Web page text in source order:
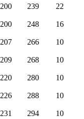
200 239 22
200 248 16
207 266 10
209 268 10
220 280 10
226 288 10
231 294 10